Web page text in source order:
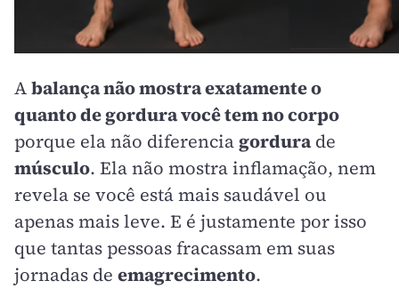
Abalança não mostra exatamente o
quanto de gordura você tem no corpo
porque ela não diferenciagordurade
músculo. Ela não mostra inflamação, nem
revela se você está mais saudável ou
apenas mais leve. E é justamente por isso
que tantas pessoas fracassam em suas
jornadas de emagrecimento.